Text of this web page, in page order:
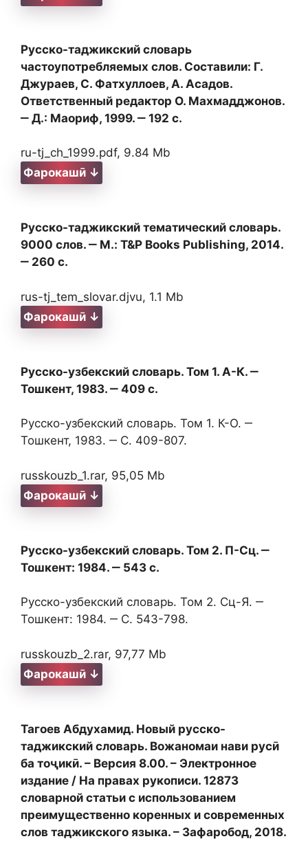
Русско-таджикский словарь
частоупотребляемых слов. Составили: Г.
Джураев, С. Фатхуллоев, А. Асадов.
Ответственный редактор О. Махмадджонов.
‒ Д.: Маориф, 1999. ‒ 192 с.
ru-tj_ch_1999.pdf, 9.84 Mb
Фарокашӣ ↓
Русско-таджикский тематический словарь.
9000 слов. ‒ М.: T&P Books Publishing, 2014.
‒ 260 с.
rus-tj_tem_slovar.djvu, 1.1 Mb
Фарокашӣ ↓
Русско-узбекский словарь. Том 1. А-К. ‒
Тошкент, 1983. ‒ 409 с.
Русско-узбекский словарь. Том 1. К-О. ‒
Тошкент, 1983. ‒ С. 409-807.
russkouzb_1.rar, 95,05 Mb
Фарокашӣ ↓
Русско-узбекский словарь. Том 2. П-Сц. ‒
Тошкент: 1984. ‒ 543 с.
Русско-узбекский словарь. Том 2. Сц-Я. ‒
Тошкент: 1984. ‒ С. 543-798.
russkouzb_2.rar, 97,77 Mb
Фарокашӣ ↓
Тагоев Абдухамид. Новый русско-
таджикский словарь. Вожаномаи нави русӣ
ба тоҷикӣ. – Версия 8.00. – Электронное
издание / На правах рукописи. 12873
словарной статьи с использованием
преимущественно коренных и современных
слов таджикского языка. – Зафаробод, 2018.